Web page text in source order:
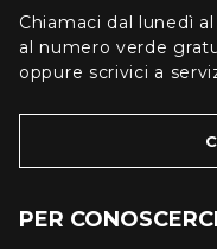
Chiamaci dal lunedì
al numero verde
oppure scrivici a
PER